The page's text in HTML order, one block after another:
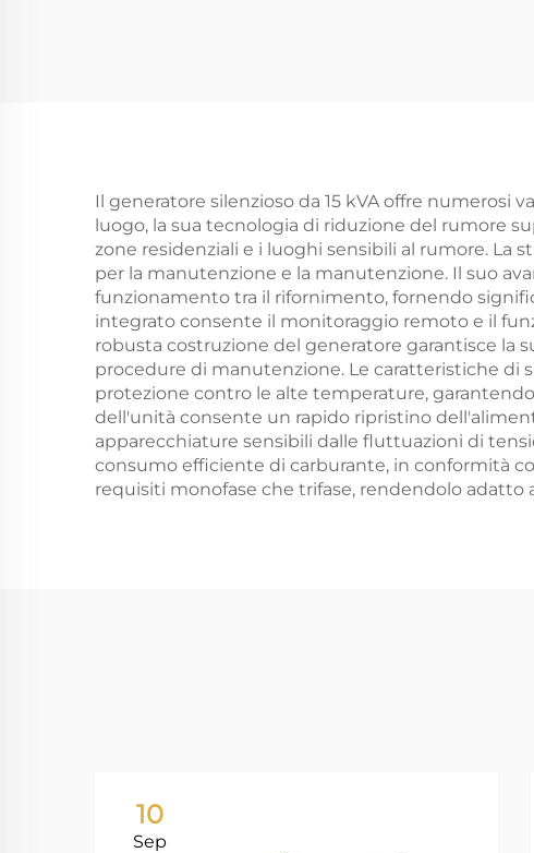
Il generatore silenzioso da 15 kVA offre numerosi
luogo, la sua tecnologia di riduzione del rumore
zone residenziali e i luoghi sensibili al rumore.
per la manutenzione e la manutenzione. Il suo
funzionamento tra il rifornimento, fornendo
integrato consente il monitoraggio remoto e il
robusta costruzione del generatore garantisce la
procedure di manutenzione. Le caratteristiche di
protezione contro le alte temperature,
dell'unità consente un rapido ripristino
apparecchiature sensibili dalle fluttuazioni di
consumo efficiente di carburante, in conformità
requisiti monofase che trifase, rendendolo
10
Sep